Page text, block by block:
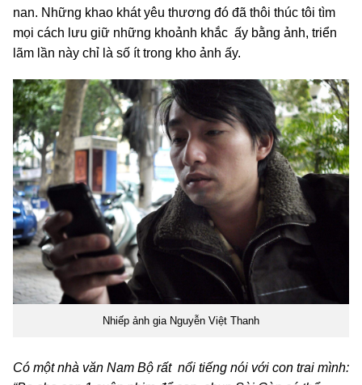
nan. Những khao khát yêu thương đó đã thôi thúc tôi tìm
mọi cách lưu giữ những khoảnh khắc ấy bằng ảnh, triển
lãm lần này chỉ là số ít trong kho ảnh ấy.
Nhiếp ảnh gia Nguyễn Việt Thanh
Có một nhà văn Nam Bộ rất nổi tiếng nói với con trai mình: